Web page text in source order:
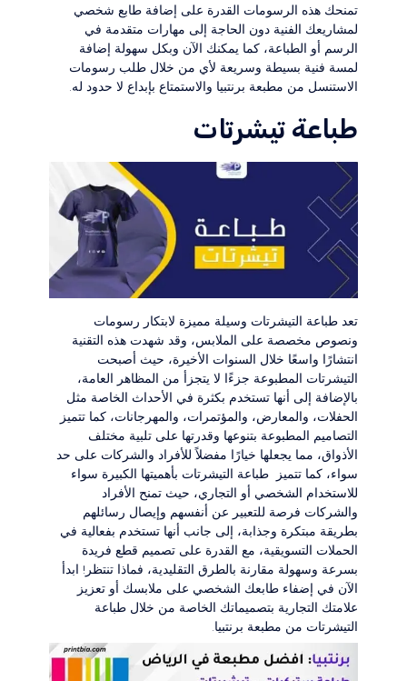
تمنحك هذه الرسومات القدرة على إضافة طابع شخصي
لمشاريعك الفنية دون الحاجة إلى مهارات متقدمة في
الرسم أو الطباعة، كما يمكنك الآن وبكل سهولة إضافة
لمسة فنية بسيطة وسريعة لأي من خلال طلب رسومات
الاستنسل من مطبعة برنتبيا والاستمتاع بإبداع لا حدود له.
طباعة تيشرتات
تعد طباعة التيشرتات وسيلة مميزة لابتكار رسومات
ونصوص مخصصة على الملابس، وقد شهدت هذه التقنية
انتشارًا واسعًا خلال السنوات الأخيرة، حيث أصبحت
التيشرتات المطبوعة جزءًا لا يتجزأ من المظاهر العامة،
بالإضافة إلى أنها تستخدم بكثرة في الأحداث الخاصة مثل
الحفلات، والمعارض، والمؤتمرات، والمهرجانات، كما تتميز
التصاميم المطبوعة بتنوعها وقدرتها على تلبية مختلف
الأذواق، مما يجعلها خيارًا مفضلاً للأفراد والشركات على حد
سواء، كما تتميز طباعة التيشرتات بأهميتها الكبيرة سواء
للاستخدام الشخصي أو التجاري، حيث تمنح الأفراد
والشركات فرصة للتعبير عن أنفسهم وإيصال رسائلهم
بطريقة مبتكرة وجذابة، إلى جانب أنها تستخدم بفعالية في
الحملات التسويقية، مع القدرة على تصميم قطع فريدة
بسرعة وسهولة مقارنة بالطرق التقليدية، فماذا تنتظر! ابدأ
الآن في إضفاء طابعك الشخصي على ملابسك أو تعزيز
علامتك التجارية بتصميماتك الخاصة من خلال طباعة
التيشرتات من مطبعة برنتبيا.